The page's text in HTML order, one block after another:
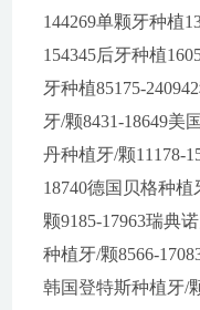
144269单颗牙种植
154345后牙种植
牙种植85175-
牙/颗8431-18649美
丹种植牙/颗11178-
18740德国贝格种植
颗9185-17963瑞典
种植牙/颗8566-
韩国登特斯种植牙/